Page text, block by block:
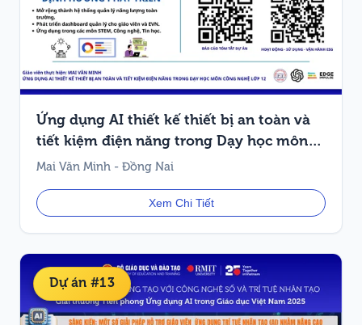
Ứng dụng AI thiết kế thiết bị an toàn và
tiết kiệm điện năng trong Dạy học môn
Công nghệ lớp 12
Mai Văn Minh - Đồng Nai
Xem Chi Tiết
Dự án #13